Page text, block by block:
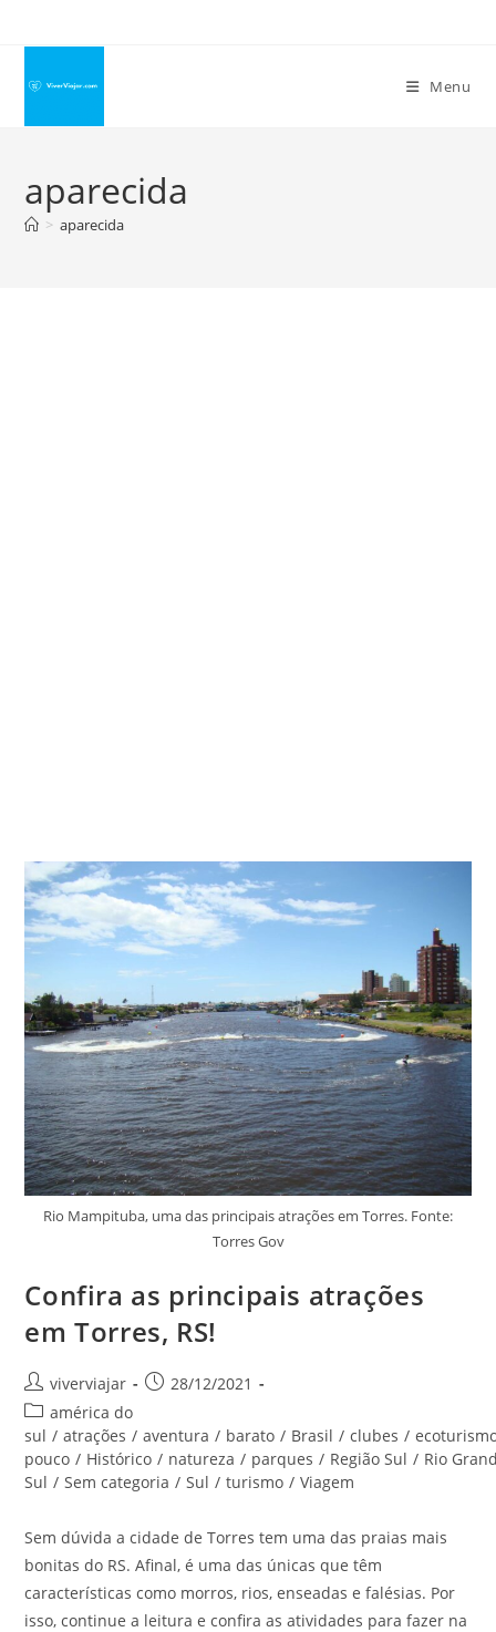
conteúdo
Menu
aparecida
> aparecida
Rio Mampituba, uma das principais atrações em Torres. Fonte:
Torres Gov
Confira as principais atrações
em Torres, RS!
Autor
do
post:
viverviajar
Post28/12/2021
Categoria
do
post:
américa do
sul / atrações / aventura / barato / Brasil / clubes /
pouco / Histórico / natureza / parques / Região Sul / Rio
Sul / Sem categoria / Sul / turismo / Viagem
Sem dúvida a cidade de Torres tem uma das praias mais
bonitas do RS. Afinal, é uma das únicas que têm
características como morros, rios, enseadas e falésias. Por
isso, continue a leitura e confira as atividades para fazer na